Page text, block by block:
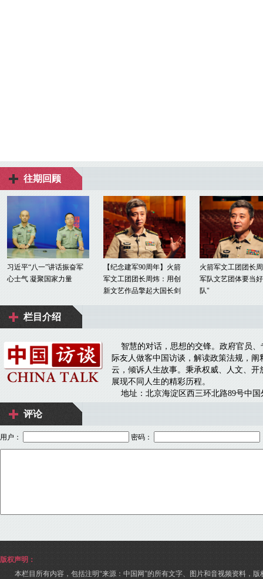
评论
用户： 密码：
版权声明：
本栏目所有内容，包括注明“来源：中国网”的所有文字、图片和音视频资料，